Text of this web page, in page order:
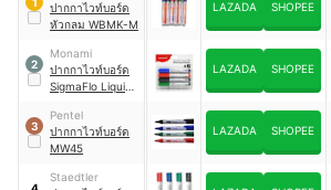
ปากกาไวท์บอร์ด
หัวกลม WBMK-M
LAZADA SHOPEE
2
Monami
ปากกาไวท์บอร์ด
SigmaFlo Liquid
LAZADA SHOPEE
3
Pentel
ปากกาไวท์บอร์ด
MW45
LAZADA SHOPEE
Staedtler